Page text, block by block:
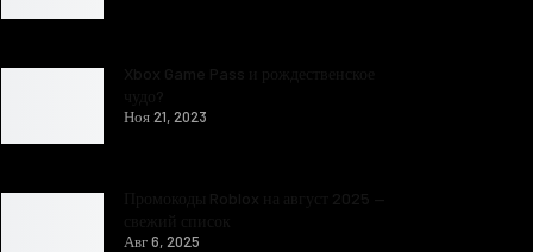
Ноя 21, 2023
Авг 6, 2025